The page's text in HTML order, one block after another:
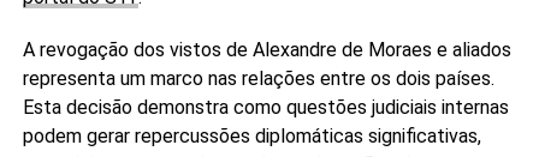
A revogação dos vistos de Alexandre de Moraes e aliados
representa um marco nas relações entre os dois países.
Esta decisão demonstra como questões judiciais internas
podem gerar repercussões diplomáticas significativas,